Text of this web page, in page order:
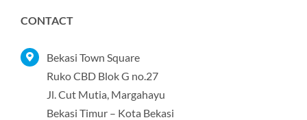
Tentang Kami
Produk
CONTACT
Bekasi Town Square
Ruko CBD Blok G no.27
Jl. Cut Mutia, Margahayu
Bekasi Timur – Kota Bekasi